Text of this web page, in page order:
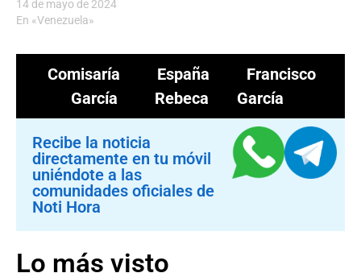
14 de mayo de 2024
En «Venezuela»
Comisaría España
Francisco
García
Rebeca García
Recibe la noticia
directamente en tu móvil
uniéndote a las
comunidades oficiales de
Noti Hora
Lo más visto